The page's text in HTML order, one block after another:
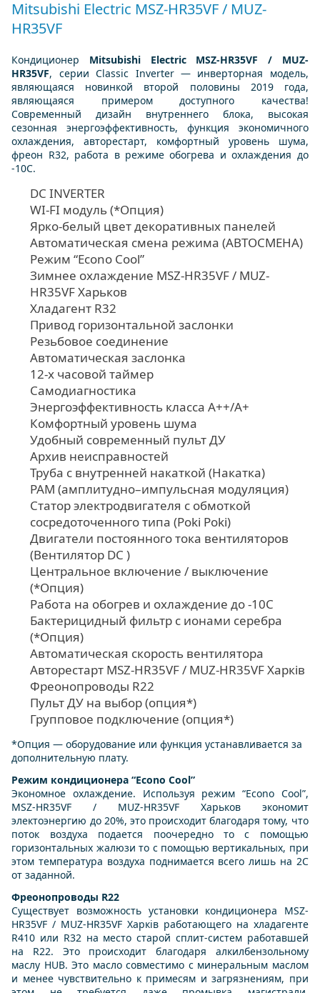
Mitsubishi Electric MSZ-HR35VF / MUZ-
HR35VF
Кондиционер Mitsubishi Electric MSZ-HR35VF / MUZ-
HR35VF, серии Classic Inverter — инверторная модель,
являющаяся новинкой второй половины 2019 года,
являющаяся примером доступного качества!
Современный дизайн внутреннего блока, высокая
сезонная энергоэффективность, функция экономичного
охлаждения, авторестарт, комфортный уровень шума,
фреон R32, работа в режиме обогрева и охлаждения до
-10С.
DC INVERTER
WI-FI модуль (*Опция)
Ярко-белый цвет декоративных панелей
Автоматическая смена режима (АВТОСМЕНА)
Режим “Econo Cool”
Зимнее охлаждение MSZ-HR35VF / MUZ-
HR35VF Харьков
Хладагент R32
Привод горизонтальной заслонки
Резьбовое соединение
Автоматическая заслонка
12-х часовой таймер
Самодиагностика
Энергоэффективность класса А++/А+
Комфортный уровень шума
Удобный современный пульт ДУ
Архив неисправностей
Труба с внутренней накаткой (Накатка)
PAM (амплитудно–импульсная модуляция)
Статор электродвигателя с обмоткой
сосредоточенного типа (Poki Poki)
Двигатели постоянного тока вентиляторов
(Вентилятор DC )
Центральное включение / выключение
(*Опция)
Работа на обогрев и охлаждение до -10С
Бактерицидный фильтр с ионами серебра
(*Опция)
Автоматическая скорость вентилятора
Авторестарт MSZ-HR35VF / MUZ-HR35VF Харків
Фреонопроводы R22
Пульт ДУ на выбор (опция*)
Групповое подключение (опция*)
*Опция — оборудование или функция устанавливается за
дополнительную плату.
Режим кондиционера “Econo Cool”
Экономное охлаждение. Используя режим “Econo Cool”,
MSZ-HR35VF / MUZ-HR35VF Харьков экономит
электоэнергию до 20%, это происходит благодаря тому, что
поток воздуха подается поочередно то с помощью
горизонтальных жалюзи то с помощью вертикальных, при
этом температура воздуха поднимается всего лишь на 2С
от заданной.
Фреонопроводы R22
Существует возможность установки кондиционера MSZ-
HR35VF / MUZ-HR35VF Харків работающего на хладагенте
R410 или R32 на место старой сплит-систем работавшей
на R22. Это происходит благодаря алкилбензольному
маслу HUB. Это масло совместимо с минеральным маслом
и менее чувствительно к примесям и загрязнениям, при